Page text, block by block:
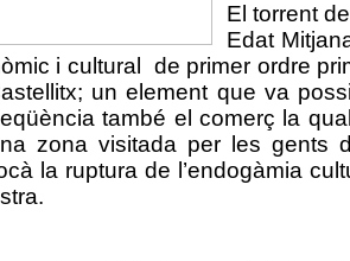
Eltorrent
Edat
i cultural de primer ordre
; unelement que va
també el comerç la
zona visitada per les gents
la ruptura de l’endogàmia
.